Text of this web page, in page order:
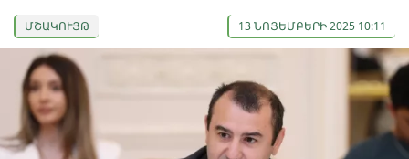
ՄՇԱԿՈՒՅԹ 13 ՆՈՅԵՄԲԵՐԻ 2025 10:11